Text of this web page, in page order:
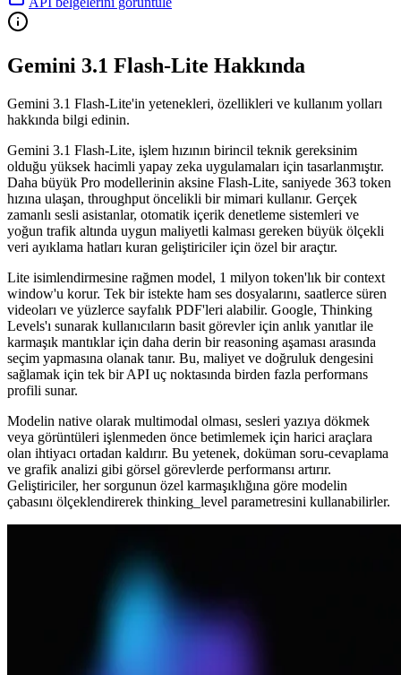
Gemini 3.1 Flash-Lite Hakkında
Gemini 3.1 Flash-Lite'in yetenekleri, özellikleri ve kullanım yolları
hakkında bilgi edinin.
Gemini 3.1 Flash-Lite, işlem hızının birincil teknik gereksinim
olduğu yüksek hacimli yapay zeka uygulamaları için tasarlanmıştır.
Daha büyük Pro modellerinin aksine Flash-Lite, saniyede 363 token
hızına ulaşan, throughput öncelikli bir mimari kullanır. Gerçek
zamanlı sesli asistanlar, otomatik içerik denetleme sistemleri ve
yoğun trafik altında uygun maliyetli kalması gereken büyük ölçekli
veri ayıklama hatları kuran geliştiriciler için özel bir araçtır.
Lite isimlendirmesine rağmen model, 1 milyon token'lık bir context
window'u korur. Tek bir istekte ham ses dosyalarını, saatlerce süren
videoları ve yüzlerce sayfalık PDF'leri alabilir. Google, Thinking
Levels'ı sunarak kullanıcıların basit görevler için anlık yanıtlar ile
karmaşık mantıklar için daha derin bir reasoning aşaması arasında
seçim yapmasına olanak tanır. Bu, maliyet ve doğruluk dengesini
sağlamak için tek bir API uç noktasında birden fazla performans
profili sunar.
Modelin native olarak multimodal olması, sesleri yazıya dökmek
veya görüntüleri işlenmeden önce betimlemek için harici araçlara
olan ihtiyacı ortadan kaldırır. Bu yetenek, doküman soru-cevaplama
ve grafik analizi gibi görsel görevlerde performansı artırır.
Geliştiriciler, her sorgunun özel karmaşıklığına göre modelin
çabasını ölçeklendirerek thinking_level parametresini kullanabilirler.